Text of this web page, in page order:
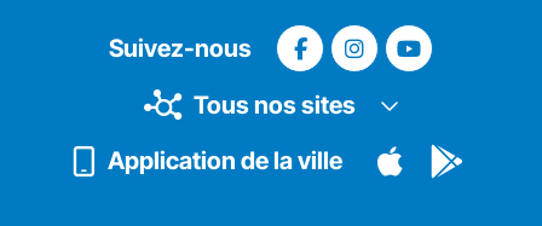
Suivez-nous
Tous nos sites
Application de la ville